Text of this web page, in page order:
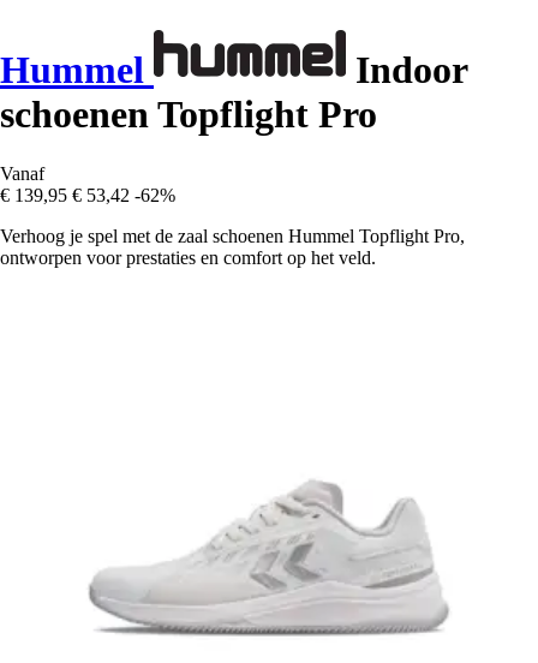
Hummel
Indoor
schoenen Topflight Pro
Vanaf
€ 139,95 € 53,42 -62%
Verhoog je spel met de zaal schoenen Hummel Topflight Pro,
ontworpen voor prestaties en comfort op het veld.